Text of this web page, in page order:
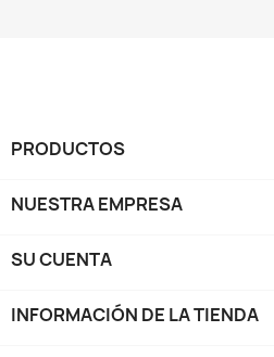
PRODUCTOS
NUESTRA EMPRESA
SU CUENTA
INFORMACIÓN DE LA TIENDA